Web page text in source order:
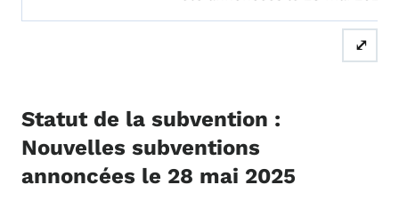
⤢
Statut de la subvention :
Nouvelles subventions
annoncées le 28 mai 2025